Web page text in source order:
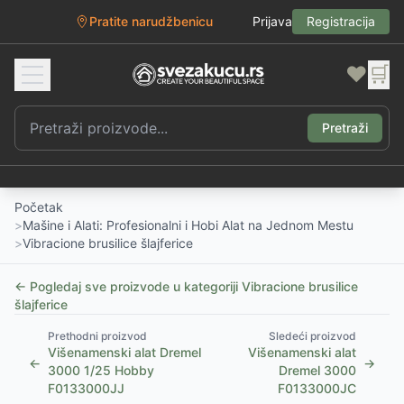
Pratite narudžbenicu Prijava Registracija
❤️ 🛒
Pretraži
Početak
>Mašine i Alati: Profesionalni i Hobi Alat na Jednom Mestu
>Vibracione brusilice šlajferice
← Pogledaj sve proizvode u kategoriji Vibracione brusilice
šlajferice
←
Prethodni proizvod
Višenamenski alat Dremel
3000 1/25 Hobby
F0133000JJ
Sledeći proizvod
Višenamenski alat
Dremel 3000
F0133000JC
→